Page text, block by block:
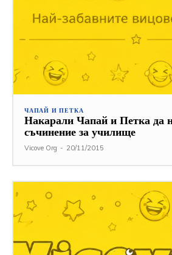
ЧАПАЙ И ПЕТКА
Накарали Чапай и Петка да
съчинение за училище
Vicove Org - 20/11/2015